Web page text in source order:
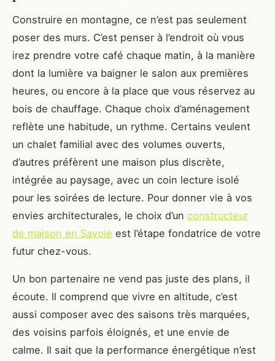
Construire en montagne, ce n’est pas seulement
poser des murs. C’est penser à l’endroit où vous
irez prendre votre café chaque matin, à la manière
dont la lumière va baigner le salon aux premières
heures, ou encore à la place que vous réservez au
bois de chauffage. Chaque choix d’aménagement
reflète une habitude, un rythme. Certains veulent
un chalet familial avec des volumes ouverts,
d’autres préfèrent une maison plus discrète,
intégrée au paysage, avec un coin lecture isolé
pour les soirées de lecture. Pour donner vie à vos
envies architecturales, le choix d’un constructeur
de maison en Savoie est l’étape fondatrice de votre
futur chez-vous.
Un bon partenaire ne vend pas juste des plans, il
écoute. Il comprend que vivre en altitude, c’est
aussi composer avec des saisons très marquées,
des voisins parfois éloignés, et une envie de
calme. Il sait que la performance énergétique n’est